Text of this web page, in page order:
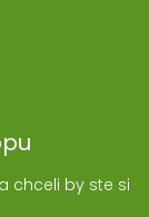
chceli by ste si